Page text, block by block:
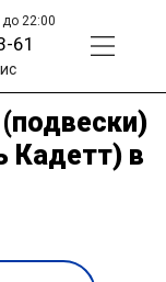
22:00
61
Кадетт) в